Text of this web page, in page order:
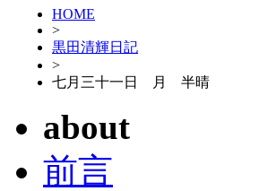
HOME
>
黒田清輝日記
>
七月三十一日 月 半晴
about
前言